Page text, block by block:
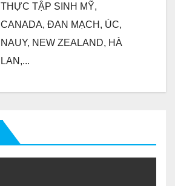
THỰC TẬP SINH MỸ,
CANADA, ĐAN MẠCH, ÚC,
NAUY, NEW ZEALAND, HÀ
LAN,...